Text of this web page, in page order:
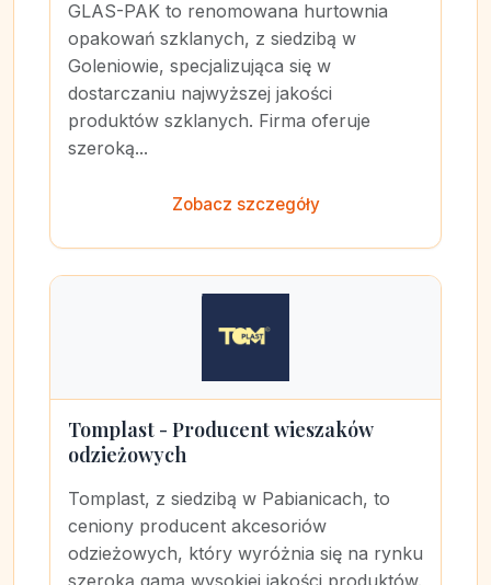
GLAS-PAK to renomowana hurtownia
opakowań szklanych, z siedzibą w
Goleniowie, specjalizująca się w
dostarczaniu najwyższej jakości
produktów szklanych. Firma oferuje
szeroką...
Zobacz szczegóły
Tomplast - Producent wieszaków
odzieżowych
Tomplast, z siedzibą w Pabianicach, to
ceniony producent akcesoriów
odzieżowych, który wyróżnia się na rynku
szeroką gamą wysokiej jakości produktów.